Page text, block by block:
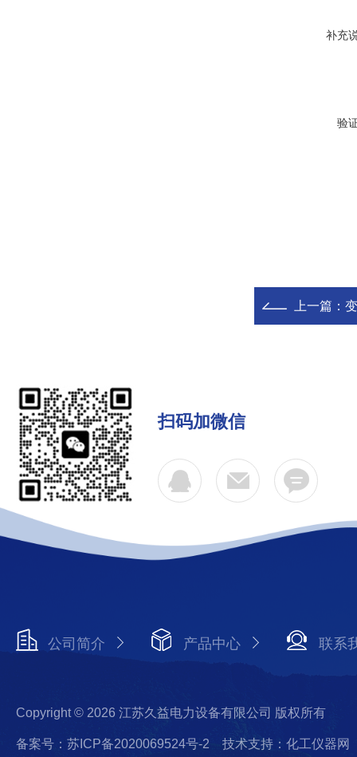
补充
验
上一篇：
扫码加微信
公司简介 产品中心 联系
Copyright © 2026 江苏久益电力设备有限公司 版权所有
备案号：苏ICP备2020069524号-2
技术支持：化工仪器网